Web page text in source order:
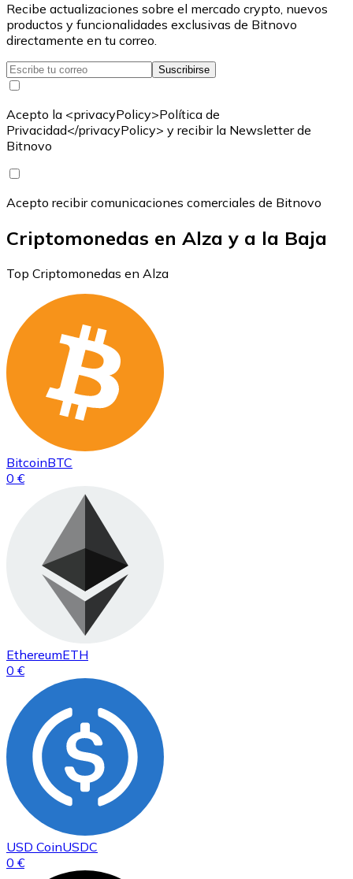
Recibe actualizaciones sobre el mercado crypto, nuevos
productos y funcionalidades exclusivas de Bitnovo
directamente en tu correo.
Suscribirse
Acepto la <privacyPolicy>Política de
Privacidad</privacyPolicy> y recibir la Newsletter de
Bitnovo
Acepto recibir comunicaciones comerciales de Bitnovo
Criptomonedas en Alza y a la Baja
Top Criptomonedas en Alza
BitcoinBTC
0 €
EthereumETH
0 €
USD CoinUSDC
0 €